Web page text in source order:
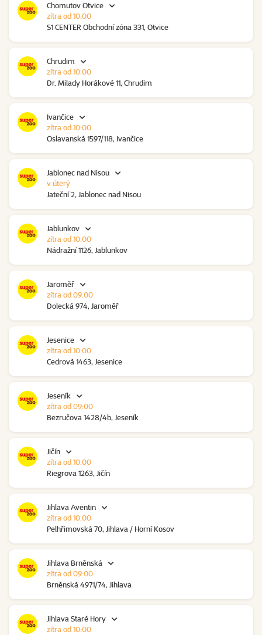
Chomutov Otvice
S1 CENTER Obchodní zóna 331, Otvice
zítra od 10:00
Chrudim
Dr. Milady Horákové 11, Chrudim
zítra od 10:00
Ivančice
Oslavanská 1597/118, Ivančice
zítra od 10:00
Jablonec nad Nisou
Jateční 2, Jablonec nad Nisou
v úterý
Jablunkov
Nádražní 1126, Jablunkov
zítra od 10:00
Jaroměř
Dolecká 974, Jaroměř
zítra od 09:00
Jesenice
Cedrová 1463, Jesenice
zítra od 10:00
Jeseník
Bezručova 1428/4b, Jeseník
zítra od 09:00
Jičín
Riegrova 1263, Jičín
zítra od 10:00
Jihlava Aventin
Pelhřimovská 70, Jihlava / Horní Kosov
zítra od 10:00
Jihlava Brněnská
Brněnská 4971/74, Jihlava
zítra od 09:00
Jihlava Staré Hory
zítra od 10:00